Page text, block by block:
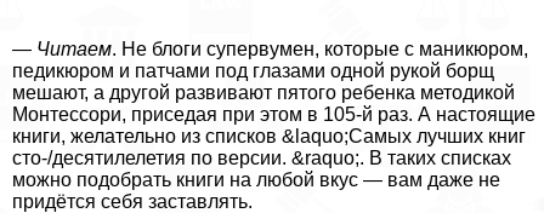
— Читаем. Не блоги супервумен, которые с маникюром,
педикюром и патчами под глазами одной рукой борщ
мешают, а другой развивают пятого ребенка методикой
Монтессори, приседая при этом в 105-й раз. А настоящие
книги, желательно из списков &laquo;Самых лучших книг
сто-/десятилелетия по версии. &raquo;. В таких списках
можно подобрать книги на любой вкус — вам даже не
придётся себя заставлять.